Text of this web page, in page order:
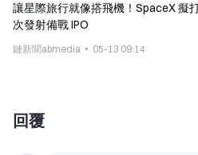
讓星際旅行就像搭飛機！SpaceX 擬
次發射備戰 IPO
鏈新聞abmedia 05-13 09:14
回覆